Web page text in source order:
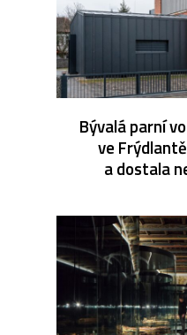
Bývalá parní
ve
a dostala